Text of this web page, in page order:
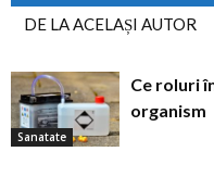
DE LA ACELAȘI AUTOR
Sanatate
Ce roluri
organism